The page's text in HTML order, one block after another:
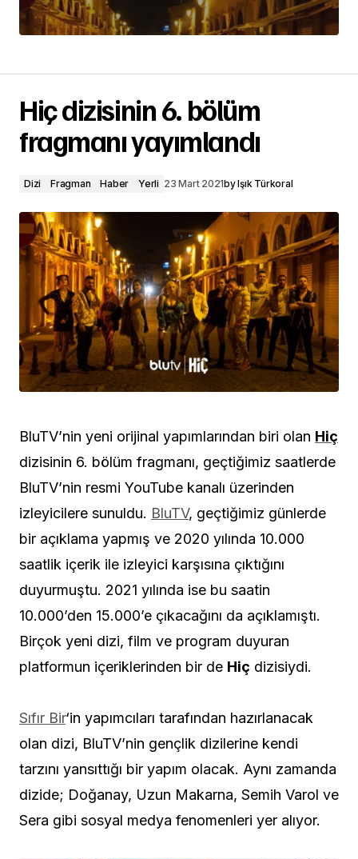
Hiç dizisinin 6. bölüm
fragmanı yayımlandı
Dizi Fragman Haber Yerli 23 Mart 2021byIşık Türkoral
BluTV’nin yeni orijinal yapımlarından biri olan Hiç
dizisinin 6. bölüm fragmanı, geçtiğimiz saatlerde
BluTV’nin resmi YouTube kanalı üzerinden
izleyicilere sunuldu. BluTV, geçtiğimiz günlerde
bir açıklama yapmış ve 2020 yılında 10.000
saatlik içerik ile izleyici karşısına çıktığını
duyurmuştu. 2021 yılında ise bu saatin
10.000’den 15.000’e çıkacağını da açıklamıştı.
Birçok yeni dizi, film ve program duyuran
platformun içeriklerinden bir de Hiç dizisiydi.
Sıfır Bir‘in yapımcıları tarafından hazırlanacak
olan dizi, BluTV’nin gençlik dizilerine kendi
tarzını yansıttığı bir yapım olacak. Aynı zamanda
dizide; Doğanay, Uzun Makarna, Semih Varol ve
Sera gibi sosyal medya fenomenleri yer alıyor.